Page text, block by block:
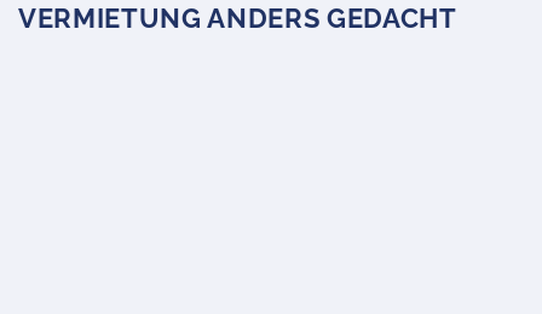
VERMIETUNG ANDERS GEDACHT